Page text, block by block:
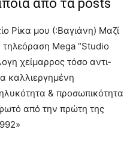
από τα posts
Ρίκα μου (:Βαγιάνη) Μαζί
Μega “Studio
χείμαρρος τόσο αντι-
καλλιεργημένη
& προσωπικότητα
από την πρώτη της